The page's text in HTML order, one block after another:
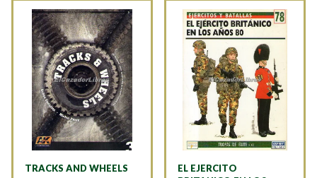
TRACKS AND WHEELS
EL EJERCITO